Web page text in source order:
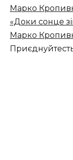
Марко
«Доки сонце
Марко